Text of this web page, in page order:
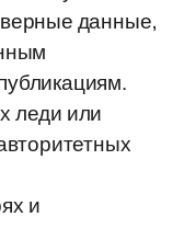
данные,
леди или
и